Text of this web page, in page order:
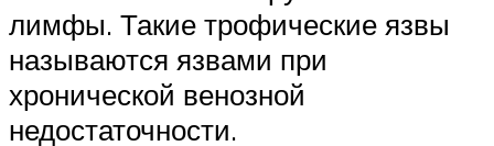
лимфы. Такие трофические язвы
называются язвами при
хронической венозной
недостаточности.